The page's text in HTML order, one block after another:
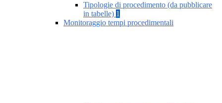
Tipologie di procedimento (da pubblicare
in tabelle) 1
Monitoraggio tempi procedimentali